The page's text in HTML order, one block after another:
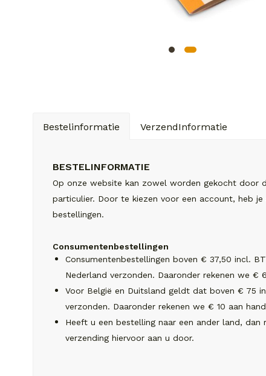
Bestelinformatie VerzendInformatie
BESTELINFORMATIE
Op onze website kan zowel worden gekocht door
particulier. Door te kiezen voor een account, heb
bestellingen.
Consumentenbestellingen
Consumentenbestellingen boven € 37,50 incl.
Nederland verzonden. Daaronder rekenen we €
Voor België en Duitsland geldt dat boven € 75
verzonden. Daaronder rekenen we € 10 aan
Heeft u een bestelling naar een ander land, dan
verzending hiervoor aan u door.